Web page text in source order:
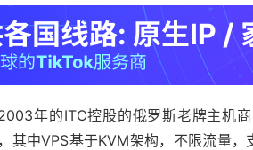
年的ITC控股的俄罗斯老牌主机
其中VPS基于KVM架构，不限流量